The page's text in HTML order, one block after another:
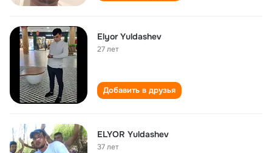
Elyor Yuldashev
27 лет
Добавить в друзья
ELYOR Yuldashev
37 лет